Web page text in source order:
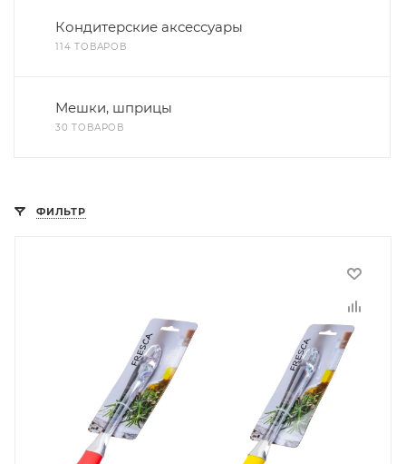
Кондитерские аксессуары
114 ТОВАРОВ
Мешки, шприцы
30 ТОВАРОВ
ФИЛЬТР